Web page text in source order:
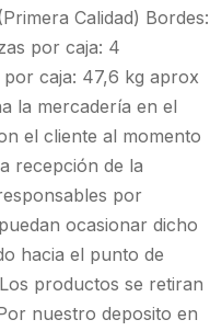
Calidad) Bordes:
por caja: 4
caja: 47,6 kg aprox
la mercadería en el
el cliente al momento
recepción de la
por
ocasionar dicho
hacia el punto de
productos se retiran
nuestro deposito en